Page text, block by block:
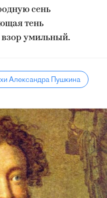
сень
тень
умильный.
Александра Пушкина